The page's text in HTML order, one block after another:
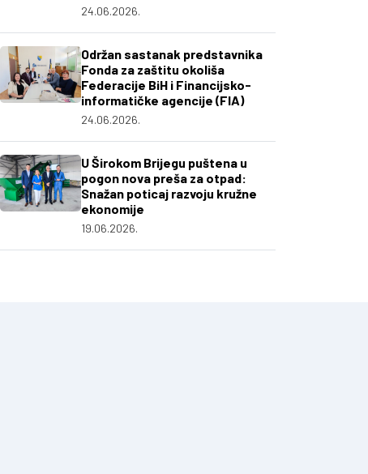
24.06.2026.
Održan sastanak predstavnika
Fonda za zaštitu okoliša
Federacije BiH i Financijsko-
informatičke agencije (FIA)
24.06.2026.
U Širokom Brijegu puštena u
pogon nova preša za otpad:
Snažan poticaj razvoju kružne
ekonomije
19.06.2026.